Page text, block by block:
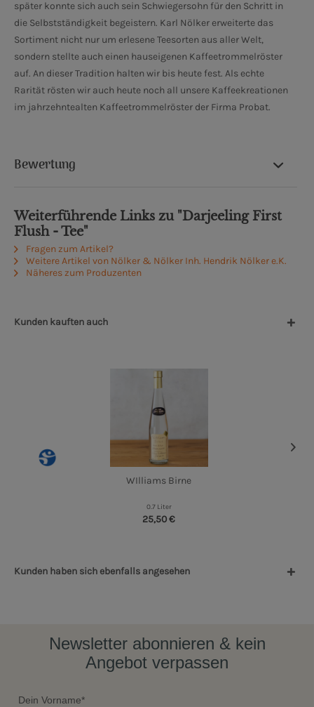
später konnte sich auch sein Schwiegersohn für den Schritt in
die Selbstständigkeit begeistern. Karl Nölker erweiterte das
Sortiment nicht nur um erlesene Teesorten aus aller Welt,
sondern stellte auch einen hauseigenen Kaffeetrommelröster
auf. An dieser Tradition halten wir bis heute fest. Als echte
Rarität rösten wir auch heute noch all unsere Kaffeekreationen
im jahrzehntealten Kaffeetrommelröster der Firma Probat.
Bewertung
Weiterführende Links zu "Darjeeling First
Flush - Tee"
Fragen zum Artikel?
Weitere Artikel von Nölker & Nölker Inh. Hendrik Nölker e.K.
Näheres zum Produzenten
Kunden kauften auch
WIlliams Birne
0.7 Liter
25,50 €
Kunden haben sich ebenfalls angesehen
Newsletter abonnieren & kein
Angebot verpassen
Dein Vorname*